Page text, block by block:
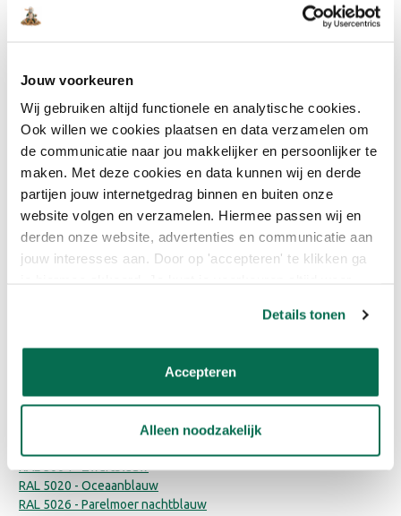
Jouw voorkeuren
Wij gebruiken altijd functionele en analytische cookies.
Ook willen we cookies plaatsen en data verzamelen om
de communicatie naar jou makkelijker en persoonlijker te
maken. Met deze cookies en data kunnen wij en derde
partijen jouw internetgedrag binnen en buiten onze
website volgen en verzamelen. Hiermee passen wij en
derden onze website, advertenties en communicatie aan
jouw interesses aan. Door op 'accepteren' te klikken ga
Details tonen
Accepteren
Alleen noodzakelijk
Sigma Perfect Matt
€36,95
Histor MY color Muurverf
Extra Mat - Enchanting
Eggplant
€31,48
€18,89
RAL 1015 - Licht ivoor
RAL 3009 - Oxyderood
RAL 5020 - Oceaanblauw
RAL 5026 - Parelmoer nachtblauw